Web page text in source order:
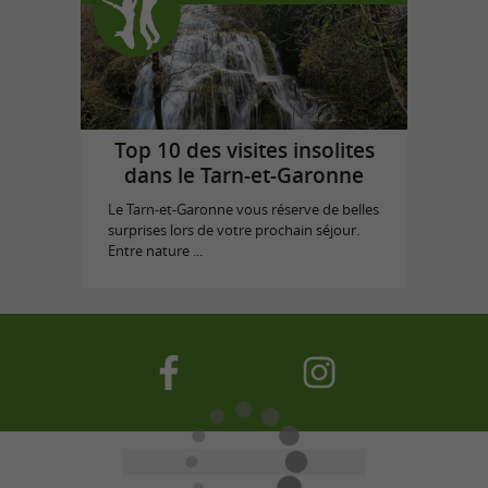
Top 10 des visites insolites
dans le Tarn-et-Garonne
Le Tarn-et-Garonne vous réserve de belles
surprises lors de votre prochain séjour.
Entre nature ...